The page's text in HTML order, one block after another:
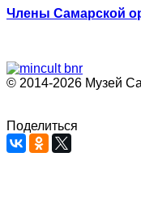
Члены Самарской
© 2014-2026 Музей
Поделиться